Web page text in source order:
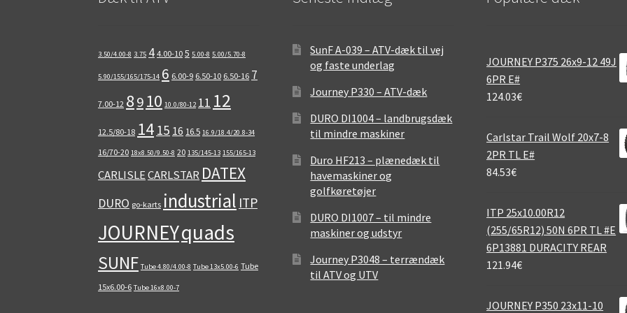
3.50/4.00-8 3.75 4 4.00-10 5 5.00-8 5.00/5.70-8
5.90/155/165/175-14 6 6.00-9 6.50-10 6.50-16 7
7.00-12 8910 10.0/80-12 11 12
12.5/80-18 14 15 16 16.5 16.9/18.4/20.8-34
16/70-20 18x8.50/9.50-8 20 135/145-13 155/165-13
CARLISLECARLSTAR DATEX
DURO go-karts industrial ITP
JOURNEYquads
SUNF Tube 4.80/4.00-8 Tube 13x5.00-6 Tube
15x6.00-6 Tube 16x8.00-7
SunF A-039 – ATV-dæk til vej
og faste underlag
Journey P330 – ATV-dæk
DURO DI1004 – landbrugsdæk
til mindre maskiner
Duro HF213 – plænedæk til
havemaskiner og
golfkøretøjer
DURO DI1007 – til mindre
maskiner og udstyr
Journey P3048 – terrændæk
til ATV og UTV
JOURNEY P375 26x9-12 49J
6PR E#
124.03€
Carlstar Trail Wolf 20x7-8
2PR TL E#
84.53€
ITP 25x10.00R12
(255/65R12) 50N 6PR TL #E
6P13881 DURACITY REAR
121.94€
JOURNEY P350 23x11-10